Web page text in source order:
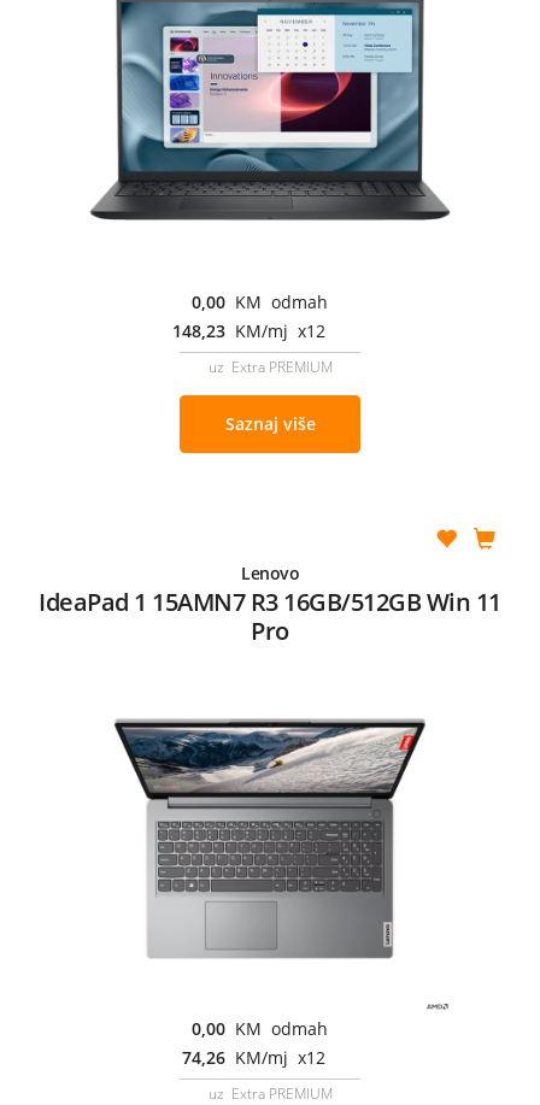
0,00 KM odmah
148,23 KM/mj x12
uz Extra PREMIUM
Saznaj više
Lenovo
IdeaPad 1 15AMN7 R3 16GB/512GB Win 11
Pro
0,00 KM odmah
74,26 KM/mj x12
uz Extra PREMIUM